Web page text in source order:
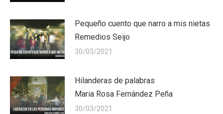
Pequeño cuento que narro a mis nietas
Remedios Seijo
30/03/2021
Hilanderas de palabras
Maria Rosa Fernández Peña
30/03/2021